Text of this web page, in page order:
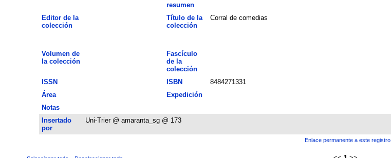
resumen
Editor de la
colección
Título de la
colección
Corral de comedias
Volumen de
la colección
Fascículo
de la
colección
ISSN ISBN 8484271331
Área
Expedición
Notas
Insertado
por
Uni-Trier @ amaranta_sg @ 173
Enlace permanente a este registro